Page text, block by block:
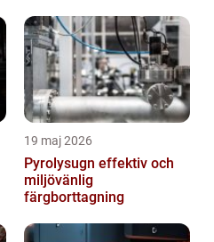
19 maj 2026
Pyrolysugn effektiv och
miljövänlig
färgborttagning